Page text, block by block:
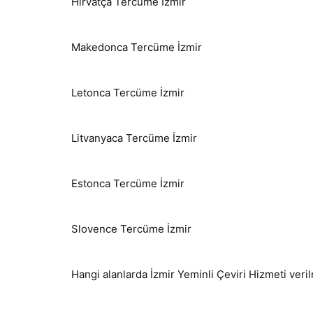
Makedonca Tercüme İzmir
Letonca Tercüme İzmir
Litvanyaca Tercüme İzmir
Estonca Tercüme İzmir
Slovence Tercüme İzmir
Hangi alanlarda İzmir Yeminli Çeviri Hizmeti